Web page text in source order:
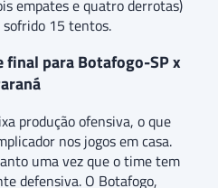
empates e quatro derrotas)
sofrido 15 tentos.
para Botafogo-SP x
produção ofensiva, o que
nos jogos em casa.
uma vez que o time tem
defensiva. O Botafogo,